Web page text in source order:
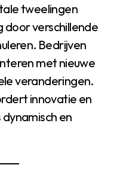
tweelingen
verschillende
Bedrijven
met nieuwe
veranderingen.
innovatie en
en